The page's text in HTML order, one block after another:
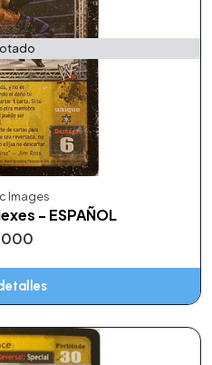
Images
- ESPAÑOL